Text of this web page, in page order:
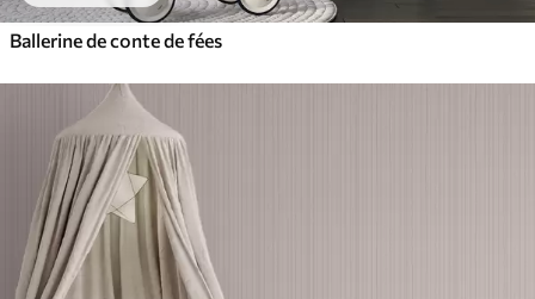
Ballerine de conte de fées